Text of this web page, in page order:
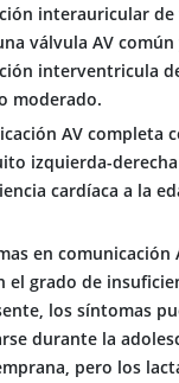
interauricular
válvula AV común
interventricula
moderado.
AV completa
izquierda-
cardíaca a la
en comunicación
el grado de
los síntomas
durante la
pero los